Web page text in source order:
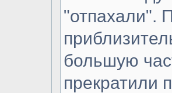
"отпахали".
большую
прекратили